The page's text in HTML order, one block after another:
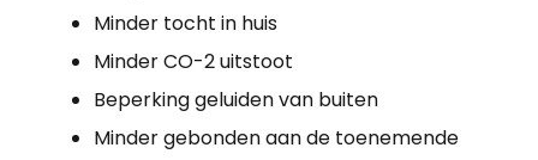
Minder tocht in huis
Minder CO-2 uitstoot
Beperking geluiden van buiten
Minder gebonden aan de toenemende